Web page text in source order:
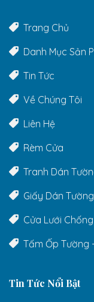
Trang Chủ
Danh Mục Sản
Tin Tức
Về Chúng Tôi
Liên Hệ
Rèm Cửa
Tranh Dán
Giấy Dán Tường
Cửa Lưới
Tấm Ốp Tường
Tin Tức Nổi Bật